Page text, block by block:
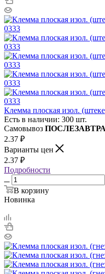
Клемма плоская изол.
Есть в наличии: 300 шт.
Самовывоз ПОСЛЕЗАВТРА
2.37 ₽
Варианты цен
2.37 ₽
Подробности
В корзину
Новинка